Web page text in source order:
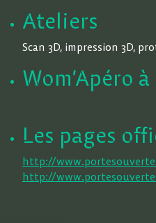
Ateliers
Scan 3D, impression 3D,
Wom’Apéro
Les pages
http://
http://